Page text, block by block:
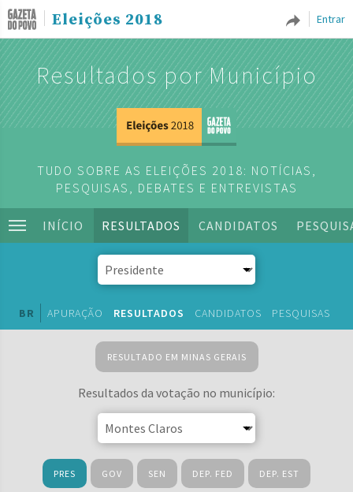
Entrar
Eleições 2018
Resultados por Município
TUDO SOBRE AS ELEIÇÕES 2018: NOTÍCIAS,
PESQUISAS, DEBATES E ENTREVISTAS
INÍCIO RESULTADOS CANDIDATOS
BR APURAÇÃO RESULTADOS CANDIDATOS PESQUISAS
RESULTADO EM MINAS GERAIS
Resultados da votação no município:
PRES GOV SEN DEP. FED DEP. EST